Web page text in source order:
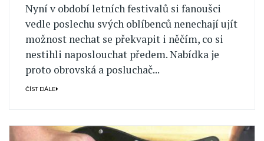
Nyní v období letních festivalů si fanoušci
vedle poslechu svých oblíbenců nenechají ujít
možnost nechat se překvapit i něčím, co si
nestihli naposlouchat předem. Nabídka je
proto obrovská a posluchač...
ČÍST DÁLE